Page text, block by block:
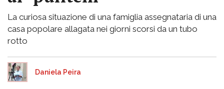
La curiosa situazione di una famiglia assegnataria di una
casa popolare allagata nei giorni scorsi da un tubo
rotto
Daniela Peira